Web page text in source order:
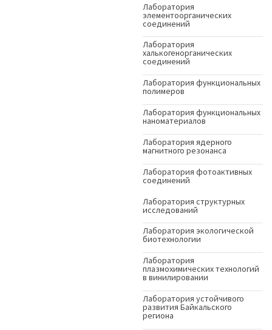
Лаборатория
элементоорганических
соединений
Лаборатория
халькогенорганических
соединений
Лаборатория функциональных
полимеров
Лаборатория функциональных
наноматериалов
Лаборатория ядерного
магнитного резонанса
Лаборатория фотоактивных
соединений
Лаборатория структурных
исследований
Лаборатория экологической
биотехнологии
Лаборатория
плазмохимических технологий
в винилировании
Лаборатория устойчивого
развития Байкальского
региона